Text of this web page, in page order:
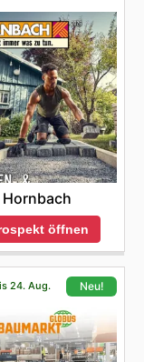
Hornbach
öffnen
24. Aug. Neu!